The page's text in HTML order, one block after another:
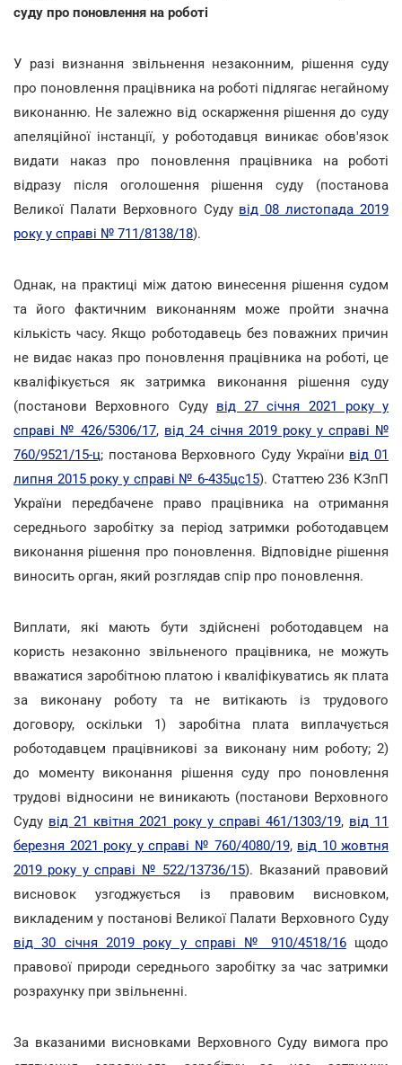
суду про поновлення на роботі
У разі визнання звільнення незаконним, рішення суду
про поновлення працівника на роботі підлягає негайному
виконанню. Не залежно від оскарження рішення до суду
апеляційної інстанції, у роботодавця виникає обов'язок
видати наказ про поновлення працівника на роботі
відразу після оголошення рішення суду (постанова
Великої Палати Верховного Суду від 08 листопада 2019
року у справі № 711/8138/18).
Однак, на практиці між датою винесення рішення судом
та його фактичним виконанням може пройти значна
кількість часу. Якщо роботодавець без поважних причин
не видає наказ про поновлення працівника на роботі, це
кваліфікується як затримка виконання рішення суду
(постанови Верховного Суду від 27 січня 2021 року у
справі № 426/5306/17, від 24 січня 2019 року у справі №
760/9521/15-ц; постанова Верховного Суду України від 01
липня 2015 року у справі № 6-435цс15). Статтею 236 КЗпП
України передбачене право працівника на отримання
середнього заробітку за період затримки роботодавцем
виконання рішення про поновлення. Відповідне рішення
виносить орган, який розглядав спір про поновлення.
Виплати, які мають бути здійснені роботодавцем на
користь незаконно звільненого працівника, не можуть
вважатися заробітною платою і кваліфікуватись як плата
за виконану роботу та не витікають із трудового
договору, оскільки 1) заробітна плата виплачується
роботодавцем працівникові за виконану ним роботу; 2)
до моменту виконання рішення суду про поновлення
трудові відносини не виникають (постанови Верховного
Суду від 21 квітня 2021 року у справі 461/1303/19, від 11
березня 2021 року у справі № 760/4080/19, від 10 жовтня
2019 року у справі № 522/13736/15). Вказаний правовий
висновок узгоджується із правовим висновком,
викладеним у постанові Великої Палати Верховного Суду
від 30 січня 2019 року у справі № 910/4518/16щодо
правової природи середнього заробітку за час затримки
розрахунку при звільненні.
За вказаними висновками Верховного Суду вимога про